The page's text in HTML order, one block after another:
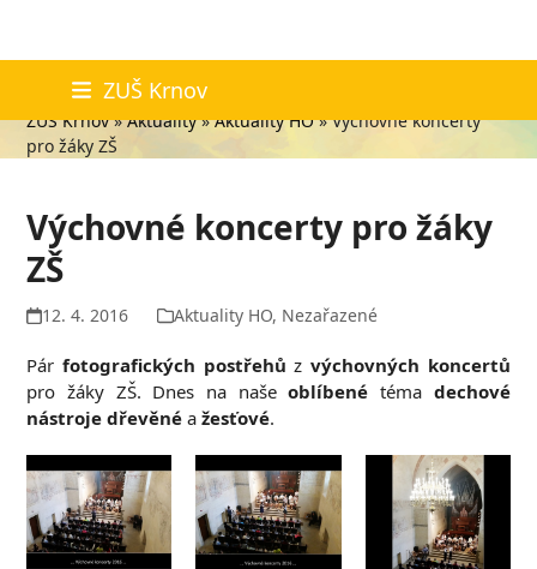
content
ZUŠ Krnov
Aktuality
ZUŠ Krnov»Aktuality»Aktuality HO»Výchovné koncerty
pro žáky ZŠ
Výchovné koncerty pro žáky
ZŠ
12. 4. 2016 Aktuality HO, Nezařazené
Párfotografických postřehů z výchovných koncertů
pro žáky ZŠ. Dnes na našeoblíbené téma dechové
nástroje dřevěné ažesťové.